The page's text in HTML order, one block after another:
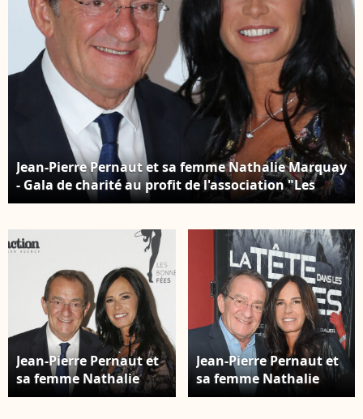
Jean-Pierre Pernaut et sa femme Nathalie Marquay
- Gala de charité au profit de l'association "Les
Bonnes fées" à l'hôtel d'Evreux, Place Vendôme à
Jean-Pierre Pernaut et
sa femme Nathalie
Marquay - Gala de
Jean-Pierre Pernaut et
sa femme Nathalie
Marquay - Les